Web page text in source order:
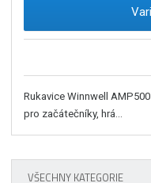
Rukavice Winnwell
pro začátečníky, hrá...
VŠECHNY KATEGORIE